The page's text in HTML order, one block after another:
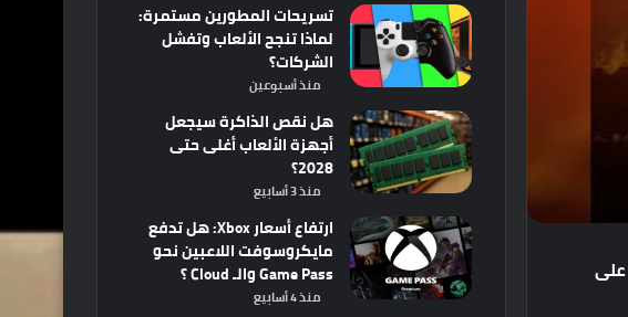
على
تسريحات المطورين مستمرة:
لماذا تنجح الألعاب وتفشل
الشركات؟
منذ أسبوعين
هل نقص الذاكرة سيجعل
أجهزة الألعاب أغلى حتى
2028؟
منذ 3 أسابيع
ارتفاع أسعار Xbox: هل تدفع
مايكروسوفت اللاعبين نحو
Game Pass والـ Cloud ؟
منذ 4 أسابيع